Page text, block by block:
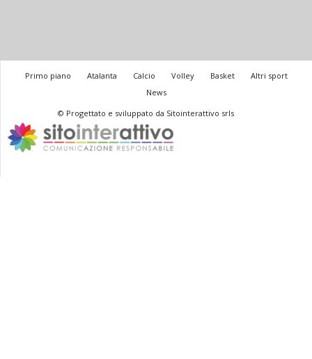
Primo piano Atalanta Calcio Volley Basket
Altri sport
News
© Progettato e sviluppato da Sitointerattivo srls